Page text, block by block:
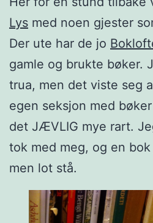
Lys med noen gjester
Der ute har de jo
gamle og brukte bøker.
trua, men det viste seg
egen seksjon med
det JÆVLIG mye rart.
tok med meg, og en
men lot stå.